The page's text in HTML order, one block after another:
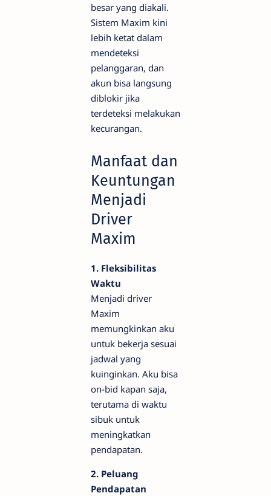
besar yang diakali.
Sistem Maxim kini
lebih ketat dalam
mendeteksi
pelanggaran, dan
akun bisa langsung
diblokir jika
terdeteksi melakukan
kecurangan.
Manfaat dan
Keuntungan
Menjadi
Driver
Maxim
1. Fleksibilitas
Waktu
Menjadi driver
Maxim
memungkinkan aku
untuk bekerja sesuai
jadwal yang
kuinginkan. Aku bisa
on-bid kapan saja,
terutama di waktu
sibuk untuk
meningkatkan
pendapatan.
2. Peluang
Pendapatan